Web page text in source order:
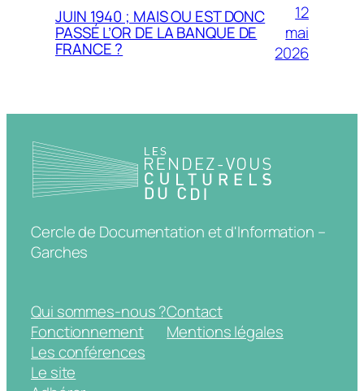
JUIN 1940 ; MAIS OU EST DONC
PASSÉ L’OR DE LA BANQUE DE
FRANCE ?
12
mai
2026
Cercle de Documentation et d'Information –
Garches
Qui sommes-nous ?
Fonctionnement
Les conférences
Le site
Contact
Mentions légales